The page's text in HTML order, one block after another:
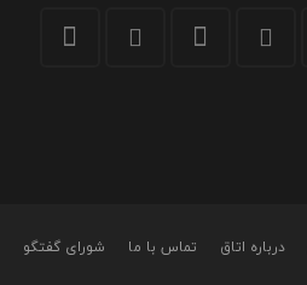
درباره اتاق تماس با ما شورای گفتگو